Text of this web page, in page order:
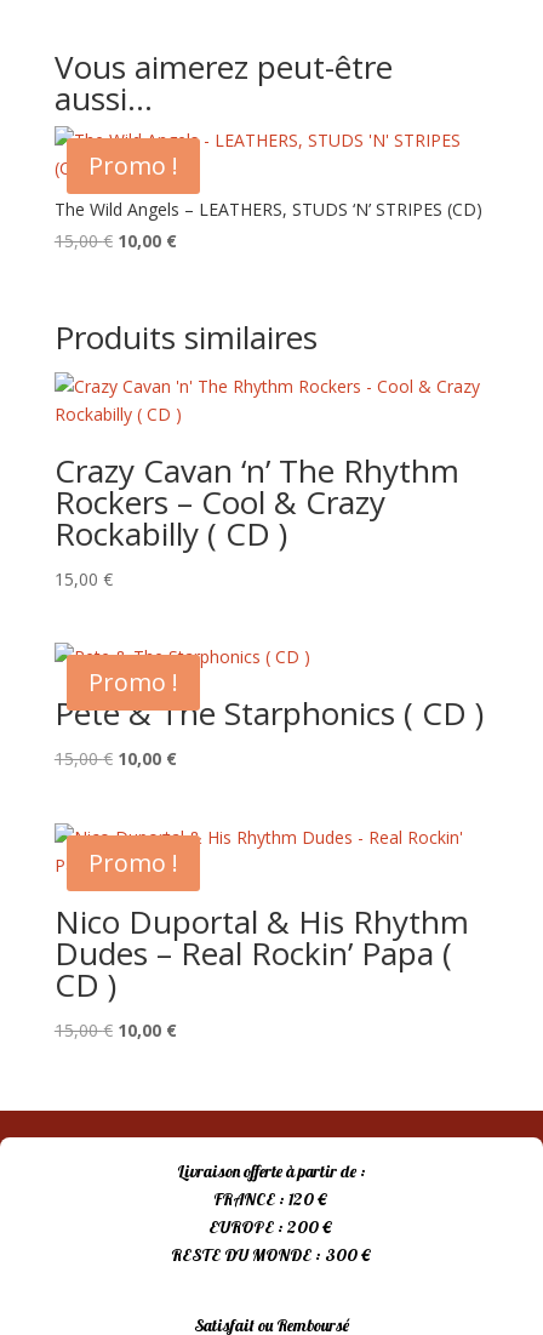
Vous aimerez peut-être
aussi…
Promo !
The Wild Angels – LEATHERS, STUDS ‘N’ STRIPES (CD)
15,00€ Le
était :
15,00 €.
10,00 €Le
est :
10,00 €.
Produits similaires
Crazy Cavan ‘n’ The Rhythm
Rockers – Cool & Crazy
Rockabilly ( CD )
15,00 €
Promo !
Pete & The Starphonics ( CD )
15,00€ Le
était :
15,00 €.
10,00 €Le
est :
10,00 €.
Promo !
Nico Duportal & His Rhythm
Dudes – Real Rockin’ Papa (
CD )
15,00€ Le
était :
15,00 €.
10,00 €Le
est :
10,00 €.
Livraison offerte à partir de :
FRANCE : 120 €
EUROPE : 200 €
RESTE DU MONDE : 300 €
Satisfait ou Remboursé